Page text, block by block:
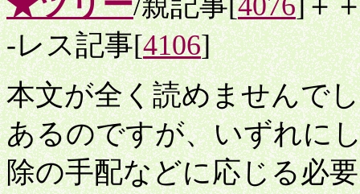
-レス記事[4106]
本文が全く読めませんで
あるのですが、いずれに
除の手配などに応じる必